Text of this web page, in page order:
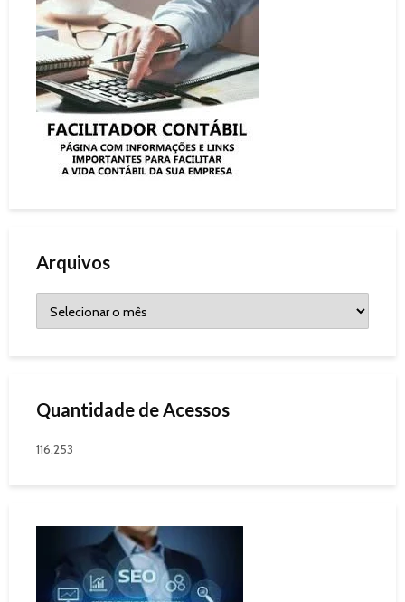
Arquivos
Quantidade de Acessos
116.253